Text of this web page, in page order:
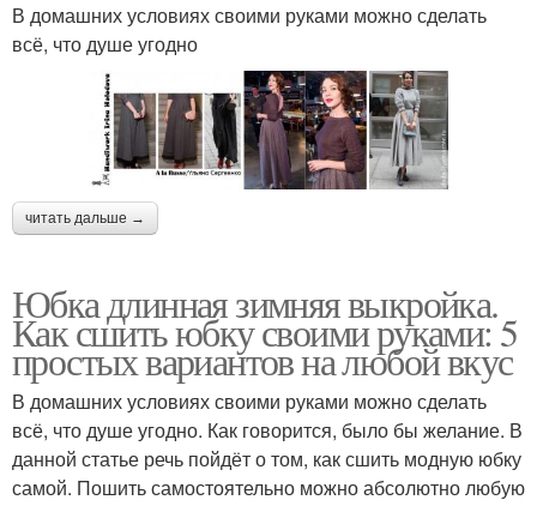
В домашних условиях своими руками можно сделать
всё, что душе угодно
читать дальше →
Юбка длинная зимняя выкройка.
Как сшить юбку своими руками: 5
простых вариантов на любой вкус
В домашних условиях своими руками можно сделать
всё, что душе угодно. Как говорится, было бы желание. В
данной статье речь пойдёт о том, как сшить модную юбку
самой. Пошить самостоятельно можно абсолютно любую